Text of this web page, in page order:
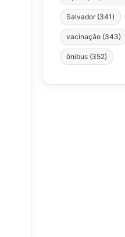
Salvador (341)
vacinação (343)
ônibus (352)